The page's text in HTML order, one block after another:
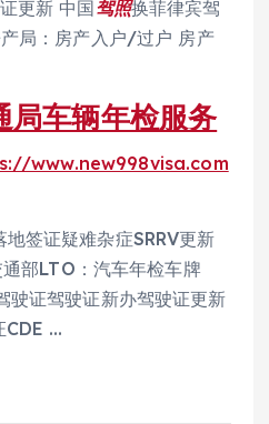
更新 中国驾照换菲律宾驾
局：房产入户/过户 房产
局车辆年检服务
www.new998visa.com
签证疑难杂症SRRV更新
部LTO：汽车年检车牌
驶证驾驶证新办驾驶证更新
CDE …